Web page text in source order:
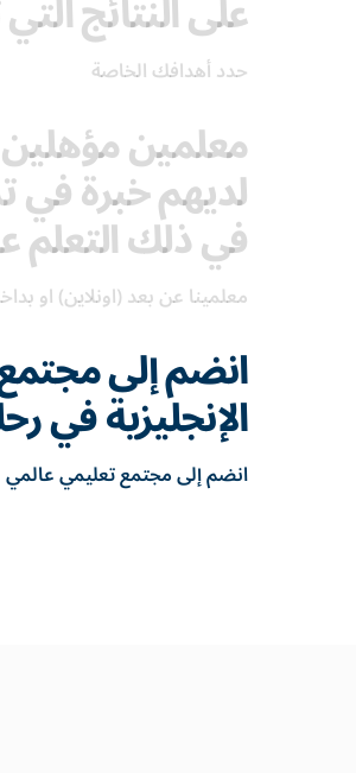
حدد أهدافك الخاصة
معلمين مؤهلين
لديهم خبرة في
في ذلك التعلم
معلمينا عن بعد (اونلاين) او
انضم إلى
الإنجليزية في
انضم إلى مجتمع تعليمي عالمي